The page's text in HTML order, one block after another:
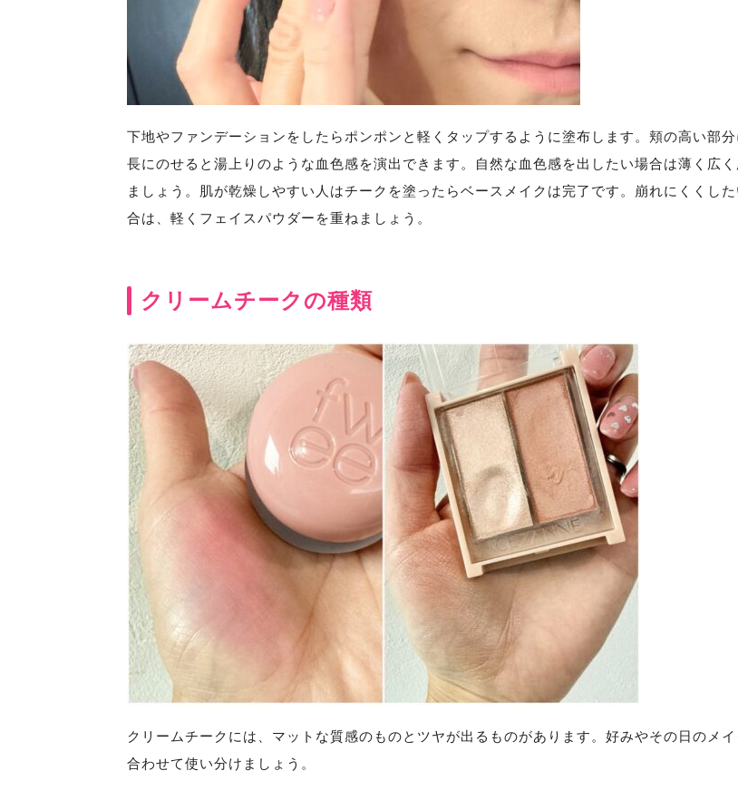
下地やファンデーションをしたらポンポンと軽くタップするように塗布します。頬の高い部
長にのせると湯上りのような血色感を演出できます。自然な血色感を出したい場合は薄く広
ましょう。肌が乾燥しやすい人はチークを塗ったらベースメイクは完了です。崩れにくくし
合は、軽くフェイスパウダーを重ねましょう。
クリームチークの種類
クリームチークには、マットな質感のものとツヤが出るものがあります。好みやその日のメイ
合わせて使い分けましょう。